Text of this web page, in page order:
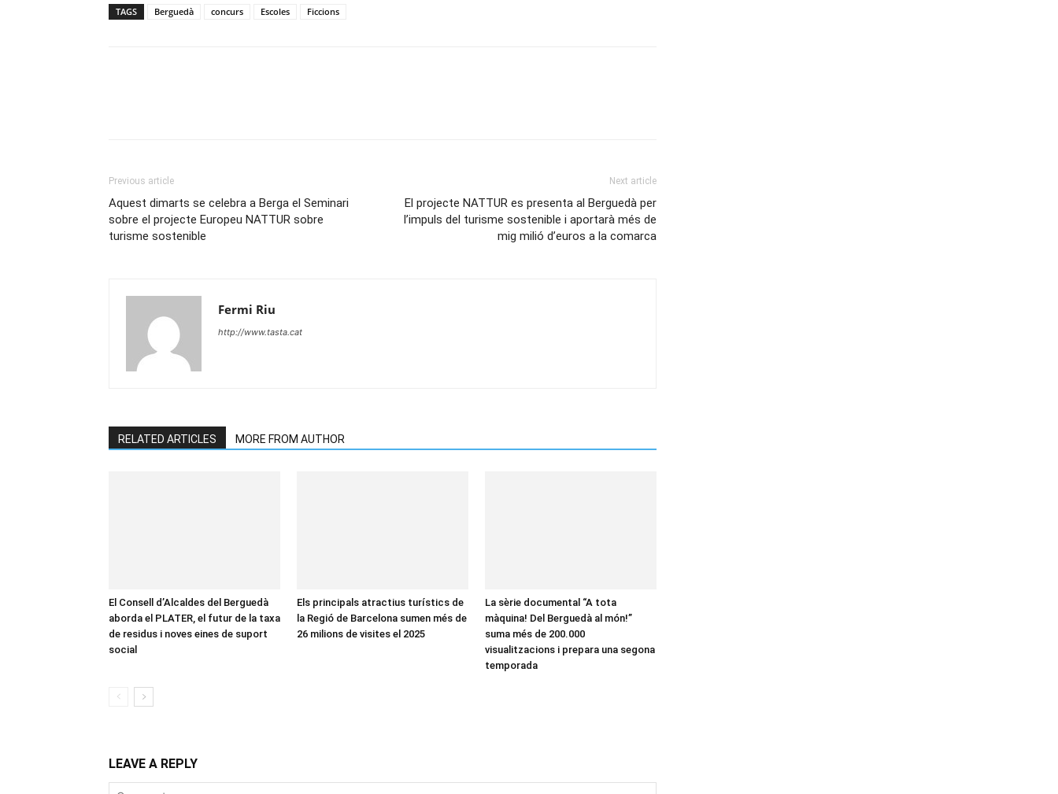
TAGS Berguedà concurs Escoles Ficcions
Previous article
Aquest dimarts se celebra a Berga el Seminari
sobre el projecte Europeu NATTUR sobre
turisme sostenible
Next article
El projecte NATTUR es presenta al Berguedà per
l’impuls del turisme sostenible i aportarà més de
mig milió d’euros a la comarca
Fermi Riu
http://www.tasta.cat
RELATED ARTICLES MORE FROM AUTHOR
El Consell d’Alcaldes del Berguedà
aborda el PLATER, el futur de la taxa
de residus i noves eines de suport
social
Els principals atractius turístics de
la Regió de Barcelona sumen més de
26 milions de visites el 2025
La sèrie documental “A tota
màquina! Del Berguedà al món!”
suma més de 200.000
visualitzacions i prepara una segona
temporada
LEAVE A REPLY